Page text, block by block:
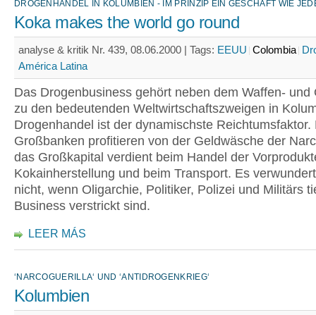
DROGENHANDEL IN KOLUMBIEN - IM PRINZIP EIN GESCHÄFT WIE
Koka makes the world go round
analyse & kritik Nr. 439, 08.06.2000 | Tags: EEUU Colombia
América Latina
Das Drogenbusiness gehört neben dem Waffen- und
zu den bedeutenden Weltwirtschaftszweigen in
Drogenhandel ist der dynamischste Reichtumsfaktor.
Großbanken profitieren von der Geldwäsche der
das Großkapital verdient beim Handel der
Kokainherstellung und beim Transport. Es
nicht, wenn Oligarchie, Politiker, Polizei und Militärs
Business verstrickt sind.
LEER MÁS
‘NARCOGUERILLA‘ UND ‘ANTIDROGENKRIEG‘
Kolumbien